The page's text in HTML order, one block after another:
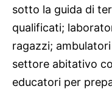
sotto la guida di
qualificati;
ragazzi;
settore abitativo
educatori per